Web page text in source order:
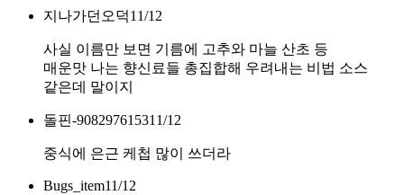
지나가던오덕11/12
사실 이름만 보면 기름에 고추와 마늘 산초 등
매운맛 나는 향신료들 총집합해 우려내는 비법 소스
같은데 말이지
돌핀-908297615311/12
중식에 은근 케첩 많이 쓰더라
Bugs_item11/12